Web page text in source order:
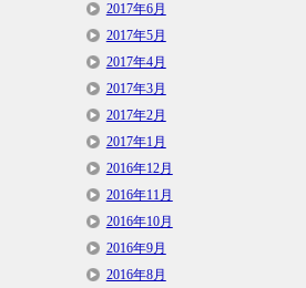
2017年6月
2017年5月
2017年4月
2017年3月
2017年2月
2017年1月
2016年12月
2016年11月
2016年10月
2016年9月
2016年8月